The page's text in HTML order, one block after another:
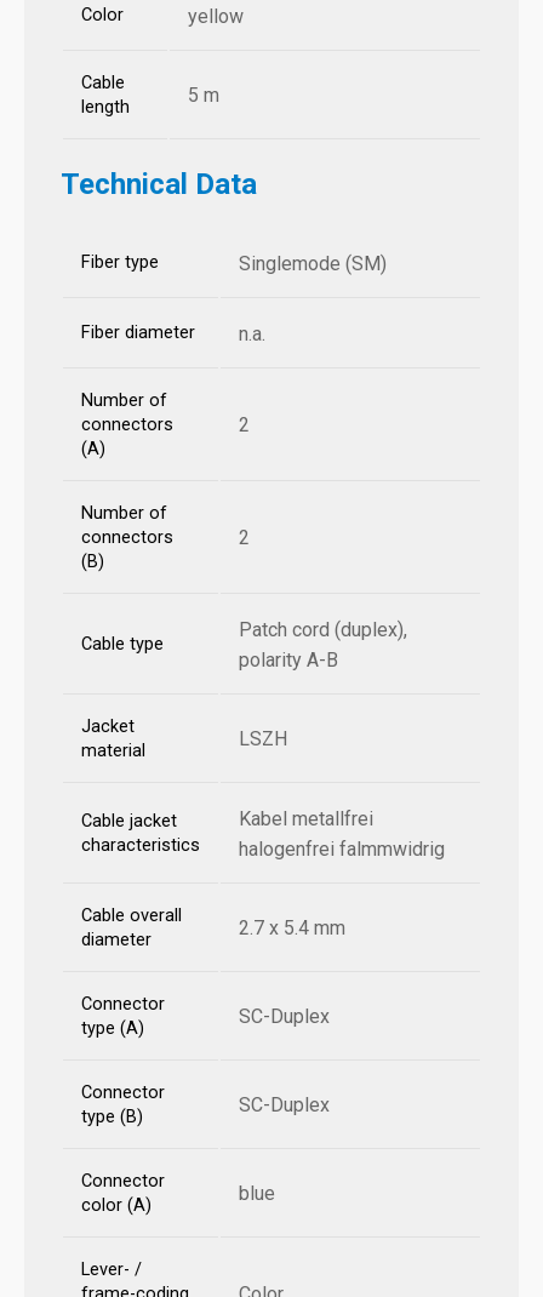
Color yellow
Cable
length
5 m
Technical Data
Fiber type Singlemode (SM)
Fiber diameter n.a.
Number of
connectors
(A)
2
Number of
connectors
(B)
2
Cable type
Patch cord (duplex),
polarity A-B
Jacket
material
LSZH
Cable jacket
characteristics
Kabel metallfrei
halogenfrei falmmwidrig
Cable overall
diameter
2.7 x 5.4 mm
Connector
type (A)
SC-Duplex
Connector
type (B)
SC-Duplex
Connector
color (A)
blue
Lever- /